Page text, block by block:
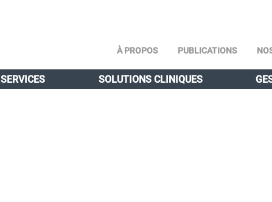
À PROPOS PUBLICATIONS
SERVICES SOLUTIONS CLINIQUES